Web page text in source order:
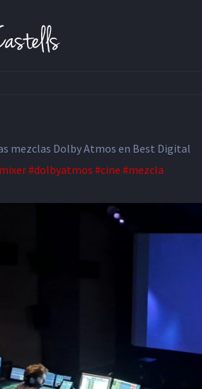
mezclas Dolby Atmos en Best Digital
#dolbyatmos #cine #mezcla